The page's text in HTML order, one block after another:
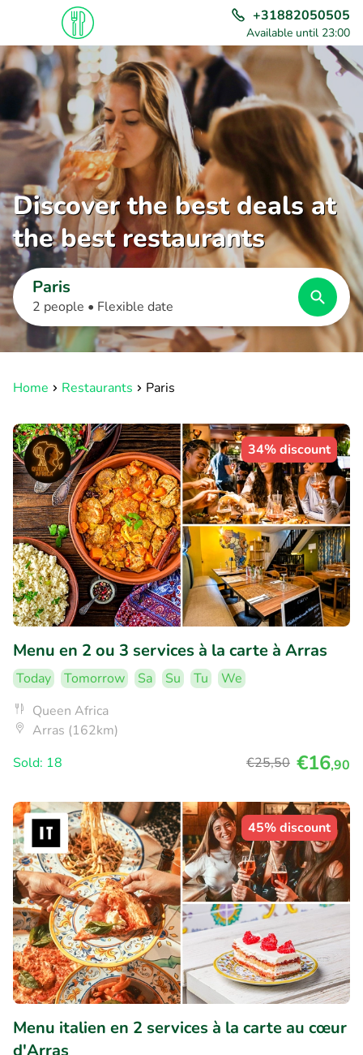
+31882050505
Available until 23:00
Discover the best deals at
the best restaurants
Paris
2 people • Flexible date
Home Restaurants Paris
34% discount
Menu en 2 ou 3 services à la carte à Arras
Today Tomorrow Sa Su Tu
We
Queen Africa
Arras (162km)
Sold: 18
€25,50 €16,90
45% discount
Menu italien en 2 services à la carte au cœur